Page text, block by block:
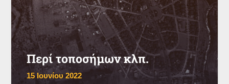
Περί τοποσήμων κλπ.
15 Ιουνίου 2022